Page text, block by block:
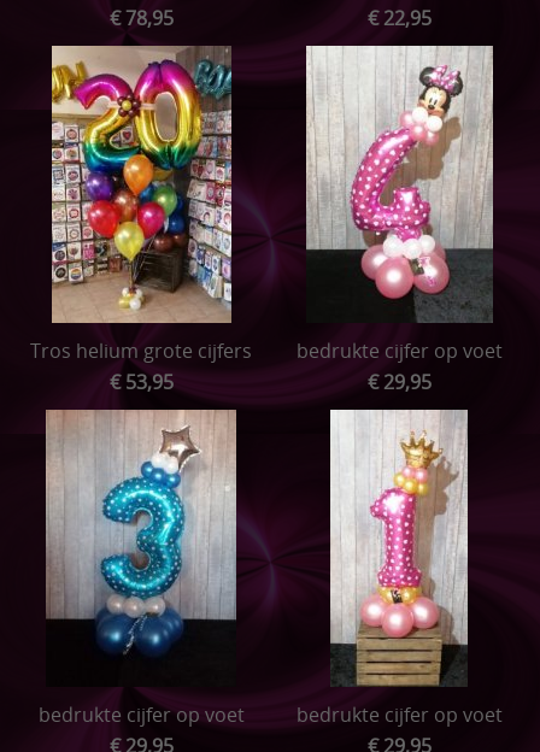
€ 78,95
€ 22,95
Tros helium grote cijfers
€ 53,95
bedrukte cijfer op voet
€ 29,95
bedrukte cijfer op voet
€ 29,95
bedrukte cijfer op voet
€ 29,95